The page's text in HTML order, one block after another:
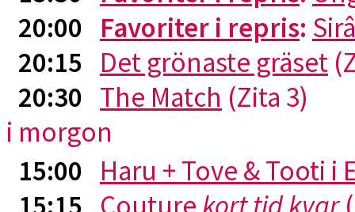
20:00 Favoriter i repris:
20:15 Det grönaste gräset
20:30 The Match (Zita 3)
i morgon
15:00 Haru + Tove & Tooti i